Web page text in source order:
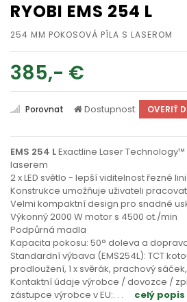
RYOBI EMS 254 L
254 MM POKOSOVÁ PÍLA S LASEROM
385,- €
Porovnat Dostupnost: OVERIŤ
EMS 254 LExactline Laser
laserem
2 x LED světlo - lepší viditelnost řezné
Konstrukce umožňuje uživateli
Velmi kompaktní design pro snadné
Výkonný 2000 W motor s 4500 ot./min
Podpůrná madla
Kapacita pokosu: 50° doleva a
Standardní výbava (EMS254L): TCT
prodloužení, 1 x svěrák, prachový
Kontaktní údaje výrobce / dovozce /
zástupce výrobce v EU:. . . celý popis